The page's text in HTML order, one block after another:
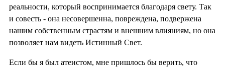
реальности, который воспринимается благодаря свету. Так
и совесть - она несовершенна, повреждена, подвержена
нашим собственным страстям и внешним влияниям, но она
позволяет нам видеть Истинный Свет.
Если бы я был атеистом, мне пришлось бы верить, что